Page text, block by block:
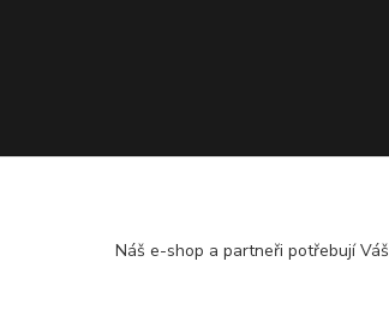
Náš e-shop a partneři potřebují Váš